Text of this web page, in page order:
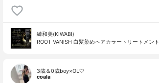
綺和美(KIWABI)
ROOT VANISH 白髪染めヘアカラートリートメント
3歳＆0歳boy×OL🤍
coala